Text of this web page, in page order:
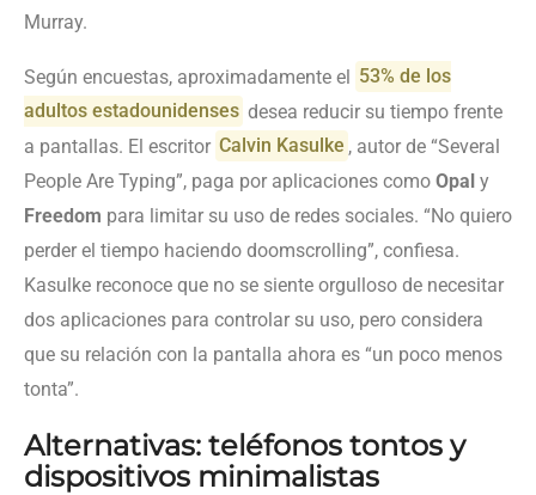
Murray.
Según encuestas, aproximadamente el 53% de los
adultos estadounidenses desea reducir su tiempo frente
a pantallas. El escritor Calvin Kasulke , autor de “Several
People Are Typing”, paga por aplicaciones como Opal y
Freedom para limitar su uso de redes sociales. “No quiero
perder el tiempo haciendo doomscrolling”, confiesa.
Kasulke reconoce que no se siente orgulloso de necesitar
dos aplicaciones para controlar su uso, pero considera
que su relación con la pantalla ahora es “un poco menos
tonta”.
Alternativas: teléfonos tontos y
dispositivos minimalistas